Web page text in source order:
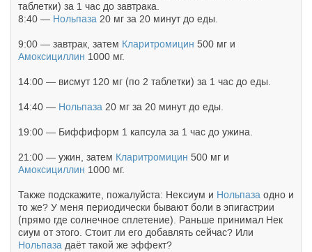
таблетки) за 1 час до завтрака.
8:40 — Нольпаза 20 мг за 20 минут до еды.
9:00 — завтрак, затем Кларитромицин 500 мг и
Амоксициллин 1000 мг.
14:00 — висмут 120 мг (по 2 таблетки) за 1 час до еды.
14:40 — Нольпаза 20 мг за 20 минут до еды.
19:00 — Биффиформ 1 капсула за 1 час до ужина.
21:00 — ужин, затем Кларитромицин 500 мг и
Амоксициллин 1000 мг.
Также подскажите, пожалуйста: Нексиум и Нольпаза одно и
то же? У меня периодически бывают боли в эпигастрии
(прямо где солнечное сплетение). Раньше принимал Нек
сиум от этого. Стоит ли его добавлять сейчас? Или
Нольпаза даёт такой же эффект?